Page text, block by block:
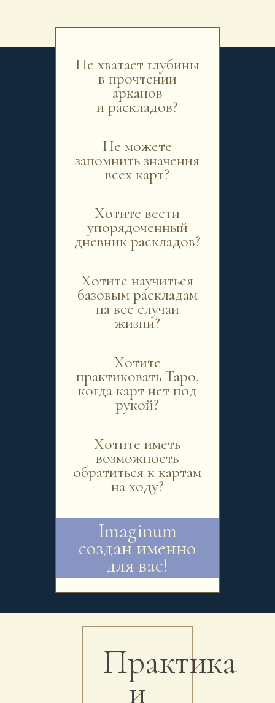
Не хватает глубины
в прочтении
арканов
и раскладов?
Не можете
запомнить значения
всех карт?
Хотите вести
упорядоченный
дневник раскладов?
Хотите научиться
базовым раскладам
на все случаи
жизни?
Хотите
практиковать Таро,
когда карт нет под
рукой?
Хотите иметь
возможность
обратиться к картам
на ходу?
Imaginum
создан именно
для вас!
Практика
и